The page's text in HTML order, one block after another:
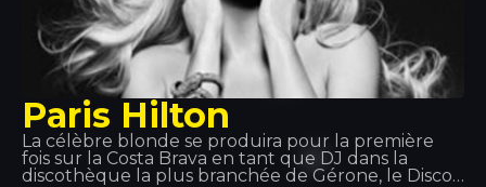
Paris Hilton
La célèbre blonde se produira pour la première
fois sur la Costa Brava en tant que DJ dans la
discothèque la plus branchée de Gérone, le Disco